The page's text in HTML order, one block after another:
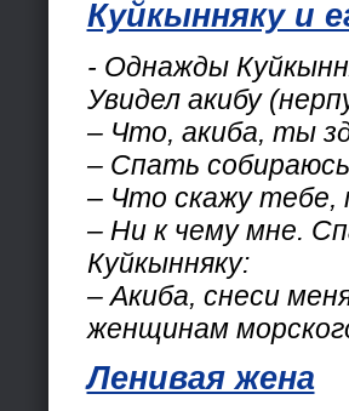
Куйкынняку и
- Однажды
Увидел акибу
– Что, акиба, ты
– Спать
– Что скажу тебе,
– Ни к чему мне.
Куйкынняку:
– Акиба, снеси
женщинам
Ленивая жена